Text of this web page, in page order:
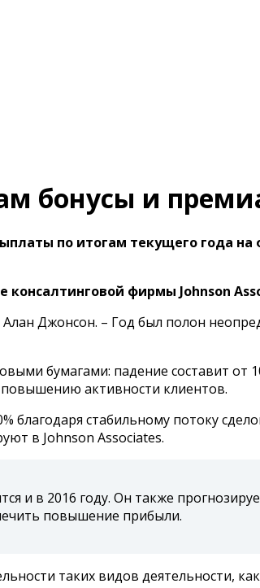
бонусы и
по итогам текущего года
фирмы Johnson
Джонсон. – Год был полон
бумагами: падение составит от
повышению активности клиентов.
благодаря стабильному потоку
в Johnson Associates.
и в 2016 году. Он также
повышение прибыли.
таких видов деятельности,